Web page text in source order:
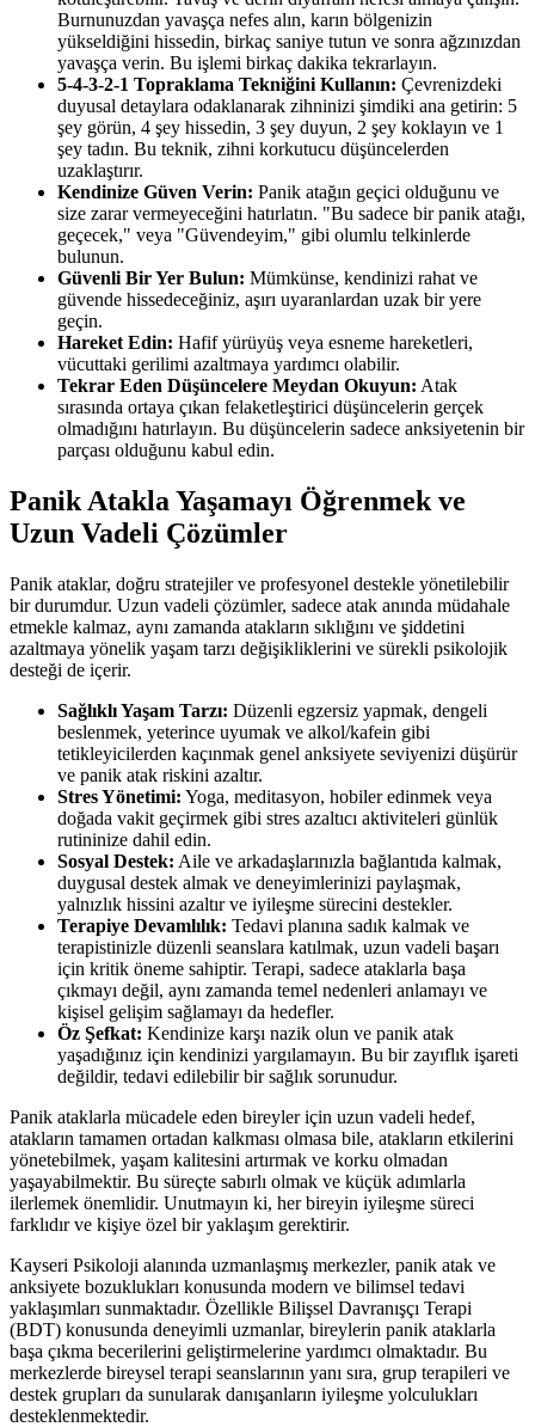
Burnunuzdan yavaşça nefes alın, karın bölgenizin
yükseldiğini hissedin, birkaç saniye tutun ve sonra ağzınızdan
yavaşça verin. Bu işlemi birkaç dakika tekrarlayın.
5-4-3-2-1 Topraklama Tekniğini Kullanın: Çevrenizdeki
duyusal detaylara odaklanarak zihninizi şimdiki ana getirin: 5
şey görün, 4 şey hissedin, 3 şey duyun, 2 şey koklayın ve 1
şey tadın. Bu teknik, zihni korkutucu düşüncelerden
uzaklaştırır.
Kendinize Güven Verin: Panik atağın geçici olduğunu ve
size zarar vermeyeceğini hatırlatın. "Bu sadece bir panik atağı,
geçecek," veya "Güvendeyim," gibi olumlu telkinlerde
bulunun.
Güvenli Bir Yer Bulun: Mümkünse, kendinizi rahat ve
güvende hissedeceğiniz, aşırı uyaranlardan uzak bir yere
geçin.
Hareket Edin: Hafif yürüyüş veya esneme hareketleri,
vücuttaki gerilimi azaltmaya yardımcı olabilir.
Tekrar Eden Düşüncelere Meydan Okuyun: Atak
sırasında ortaya çıkan felaketleştirici düşüncelerin gerçek
olmadığını hatırlayın. Bu düşüncelerin sadece anksiyetenin bir
parçası olduğunu kabul edin.
Panik Atakla Yaşamayı Öğrenmek ve
Uzun Vadeli Çözümler
Panik ataklar, doğru stratejiler ve profesyonel destekle yönetilebilir
bir durumdur. Uzun vadeli çözümler, sadece atak anında müdahale
etmekle kalmaz, aynı zamanda atakların sıklığını ve şiddetini
azaltmaya yönelik yaşam tarzı değişikliklerini ve sürekli psikolojik
desteği de içerir.
Sağlıklı Yaşam Tarzı: Düzenli egzersiz yapmak, dengeli
beslenmek, yeterince uyumak ve alkol/kafein gibi
tetikleyicilerden kaçınmak genel anksiyete seviyenizi düşürür
ve panik atak riskini azaltır.
Stres Yönetimi: Yoga, meditasyon, hobiler edinmek veya
doğada vakit geçirmek gibi stres azaltıcı aktiviteleri günlük
rutininize dahil edin.
Sosyal Destek: Aile ve arkadaşlarınızla bağlantıda kalmak,
duygusal destek almak ve deneyimlerinizi paylaşmak,
yalnızlık hissini azaltır ve iyileşme sürecini destekler.
Terapiye Devamlılık: Tedavi planına sadık kalmak ve
terapistinizle düzenli seanslara katılmak, uzun vadeli başarı
için kritik öneme sahiptir. Terapi, sadece ataklarla başa
çıkmayı değil, aynı zamanda temel nedenleri anlamayı ve
kişisel gelişim sağlamayı da hedefler.
Öz Şefkat: Kendinize karşı nazik olun ve panik atak
yaşadığınız için kendinizi yargılamayın. Bu bir zayıflık işareti
değildir, tedavi edilebilir bir sağlık sorunudur.
Panik ataklarla mücadele eden bireyler için uzun vadeli hedef,
atakların tamamen ortadan kalkması olmasa bile, atakların etkilerini
yönetebilmek, yaşam kalitesini artırmak ve korku olmadan
yaşayabilmektir. Bu süreçte sabırlı olmak ve küçük adımlarla
ilerlemek önemlidir. Unutmayın ki, her bireyin iyileşme süreci
farklıdır ve kişiye özel bir yaklaşım gerektirir.
Kayseri Psikoloji alanında uzmanlaşmış merkezler, panik atak ve
anksiyete bozuklukları konusunda modern ve bilimsel tedavi
yaklaşımları sunmaktadır. Özellikle Bilişsel Davranışçı Terapi
(BDT) konusunda deneyimli uzmanlar, bireylerin panik ataklarla
başa çıkma becerilerini geliştirmelerine yardımcı olmaktadır. Bu
merkezlerde bireysel terapi seanslarının yanı sıra, grup terapileri ve
destek grupları da sunularak danışanların iyileşme yolculukları
desteklenmektedir.